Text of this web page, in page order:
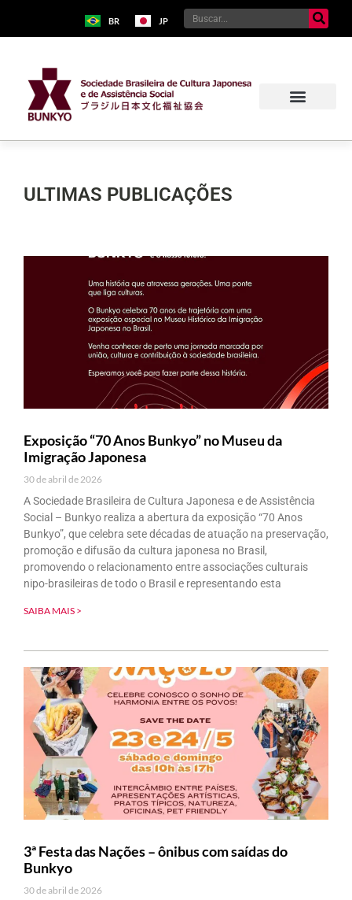
BR JP
ULTIMAS PUBLICAÇÕES
Exposição “70 Anos Bunkyo” no Museu da
Imigração Japonesa
30 de abril de 2026
A Sociedade Brasileira de Cultura Japonesa e de Assistência
Social – Bunkyo realiza a abertura da exposição “70 Anos
Bunkyo”, que celebra sete décadas de atuação na preservação,
promoção e difusão da cultura japonesa no Brasil,
promovendo o relacionamento entre associações culturais
nipo-brasileiras de todo o Brasil e representando esta
SAIBA MAIS >
3ª Festa das Nações – ônibus com saídas do
Bunkyo
30 de abril de 2026